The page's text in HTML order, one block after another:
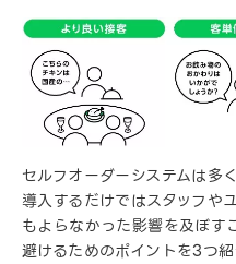
セルフオーダーシステムは多
導入するだけではスタッフや
もよらなかった影響を及ぼす
避けるためのポイントを3つ紹